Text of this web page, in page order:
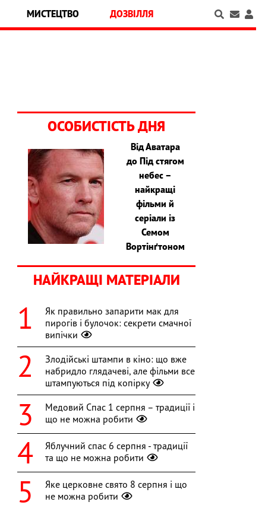
МИСТЕЦТВО ДОЗВІЛЛЯ
ОСОБИСТІСТЬ ДНЯ
Від Аватара
до Під стягом
небес –
найкращі
фільми й
серіали із
Семом
Вортінґтоном
НАЙКРАЩІ МАТЕРІАЛИ
Як правильно запарити мак для
пирогів і булочок: секрети смачної
випічки
Злодійські штампи в кіно: що вже
набридло глядачеві, але фільми все
штампуються під копірку
Медовий Спас 1 серпня – традиції і
що не можна робити
Яблучний спас 6 серпня - традиції
та що не можна робити
Яке церковне свято 8 серпня і що
не можна робити